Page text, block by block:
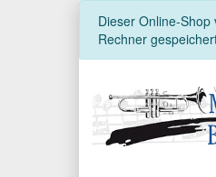
Dieser Online-
Rechner